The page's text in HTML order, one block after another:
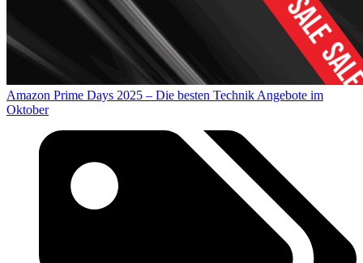
Amazon Prime Days 2025 – Die besten Technik Angebote im
Oktober